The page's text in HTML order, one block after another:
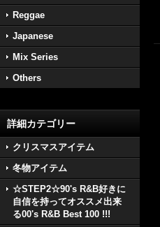
Reggae
Japanese
Mix Series
Others
詳細カテゴリー
クリスマスアイテム
冬物アイテム
☆STEP2☆90's R&B好きに
自信を持ってオススメ出来
る00's R&B Best 100 !!!